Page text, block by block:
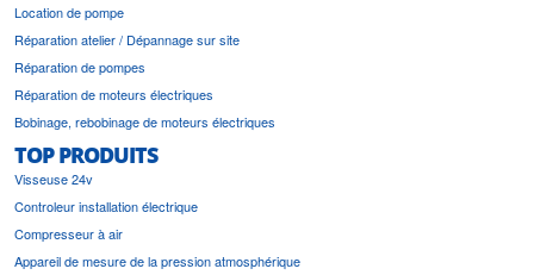
Location de pompe
Réparation atelier / Dépannage sur site
Réparation de pompes
Réparation de moteurs électriques
Bobinage, rebobinage de moteurs électriques
TOP PRODUITS
Visseuse 24v
Controleur installation électrique
Compresseur à air
Appareil de mesure de la pression atmosphérique